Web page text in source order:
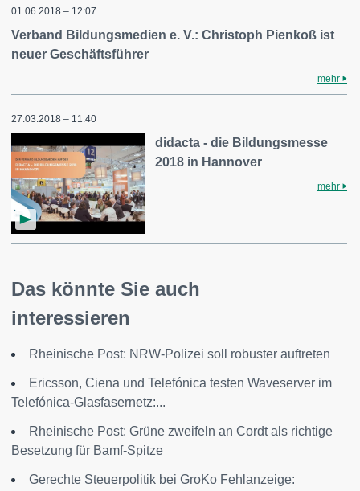
01.06.2018 – 12:07
Verband Bildungsmedien e. V.: Christoph Pienkoß ist
neuer Geschäftsführer
mehr
27.03.2018 – 11:40
didacta - die Bildungsmesse
2018 in Hannover
mehr
Das könnte Sie auch
interessieren
Rheinische Post: NRW-Polizei soll robuster auftreten
Ericsson, Ciena und Telefónica testen Waveserver im
Telefónica-Glasfasernetz:...
Rheinische Post: Grüne zweifeln an Cordt als richtige
Besetzung für Bamf-Spitze
Gerechte Steuerpolitik bei GroKo Fehlanzeige: